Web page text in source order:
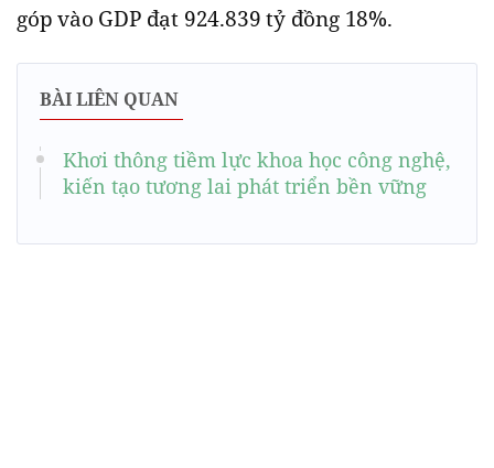
góp vào GDP đạt 924.839 tỷ đồng 18%.
BÀI LIÊN QUAN
Khơi thông tiềm lực khoa học công nghệ,
kiến tạo tương lai phát triển bền vững